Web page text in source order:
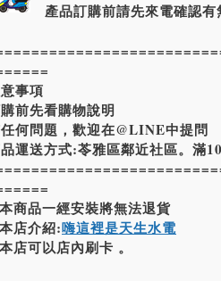
產品訂購前請先來電確認有
事項
前先看購物說明
何問題，歡迎在@LINE中提問
運送方式:苓雅區鄰近社區。滿
商品一經安裝將無法退貨
店介紹:嗨這裡是天生水電
店可以店內刷卡 。